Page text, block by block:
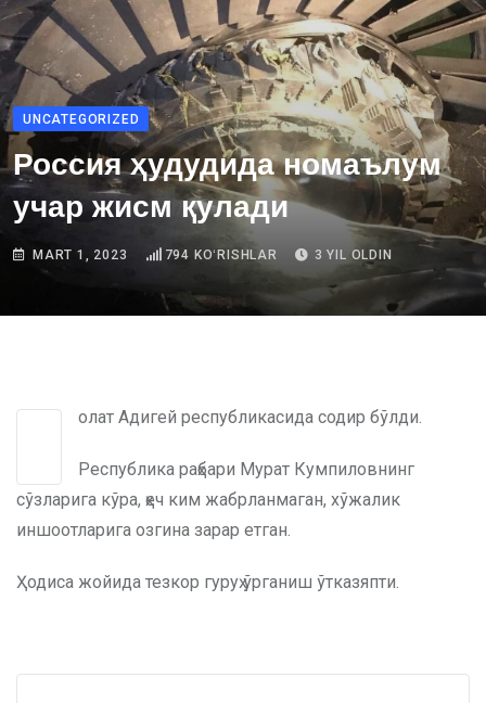
UNCATEGORIZED
Россия ҳудудида номаълум
учар жисм қулади
MART 1, 2023 794 KOʻRISHLAR 3 YIL OLDIN
Ҳолат Адигей республикасида содир бўлди.
Республика раҳбари Мурат Кумпиловнинг
сўзларига кўра, ҳеч ким жабрланмаган, хўжалик
иншоотларига озгина зарар етган.
Ҳодиса жойида тезкор гуруҳ ўрганиш ўтказяпти.